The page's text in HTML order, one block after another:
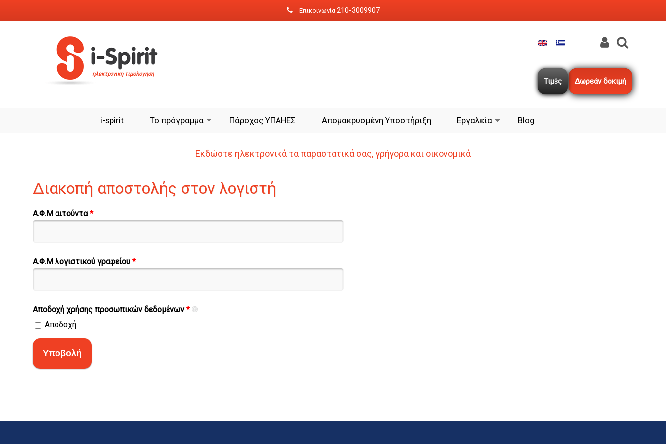
Επικοινωνία 210-3009907
ηλεκτρονικη τιμολογηση
Δωρεάν δοκιμή
Τιμές
i-spirit Το πρόγραμμα Πάροχος ΥΠΑΗΕΣ Aπομακρυσμένη Yποστήριξη Εργαλεία Blog
Εκδώστε ηλεκτρονικά τα παραστατικά σας, γρήγορα και οικονομικά
Διακοπή αποστολής στον λογιστή
Α.Φ.Μ αιτούντα*
Α.Φ.Μ λογιστικού γραφείου*
Αποδοχή χρήσης προσωπικών δεδομένων*
Αποδοχή